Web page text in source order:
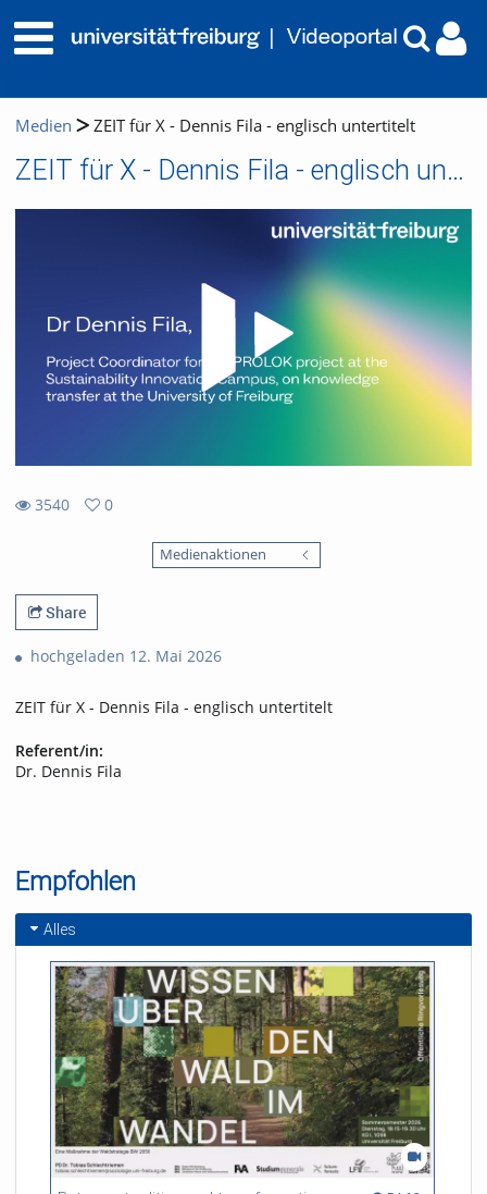
Medien ZEIT für X - Dennis Fila - englisch untertitelt
ZEIT für X - Dennis Fila - englisch untertitelt
3540
0
Medienaktionen
Share
hochgeladen 12. Mai 2026
ZEIT für X - Dennis Fila - englisch untertitelt
Referent/in:
Dr. Dennis Fila
Empfohlen
Alles